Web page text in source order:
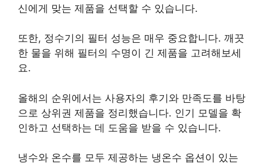
신에게 맞는 제품을 선택할 수 있습니다.
또한, 정수기의 필터 성능은 매우 중요합니다. 깨끗
한 물을 위해 필터의 수명이 긴 제품을 고려해보세
요.
올해의 순위에서는 사용자의 후기와 만족도를 바탕
으로 상위권 제품을 정리했습니다. 인기 모델을 확
인하고 선택하는 데 도움을 받을 수 있습니다.
냉수와 온수를 모두 제공하는 냉온수 옵션이 있는